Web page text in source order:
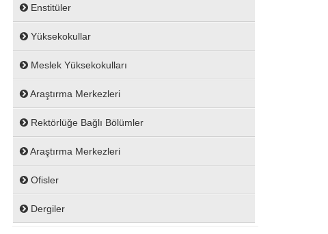
Enstitüler
Yüksekokullar
Meslek Yüksekokulları
Araştırma Merkezleri
Rektörlüğe Bağlı Bölümler
Araştırma Merkezleri
Ofisler
Dergiler